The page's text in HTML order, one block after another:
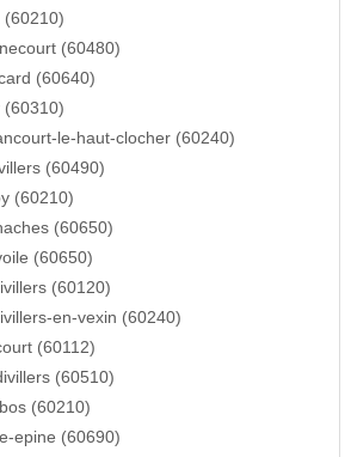
(60210)
(60480)
(60640)
(60310)
le-haut-clocher (60240)
(60490)
(60210)
(60650)
(60650)
(60120)
en-vexin (60240)
(60112)
(60510)
(60210)
epine (60690)